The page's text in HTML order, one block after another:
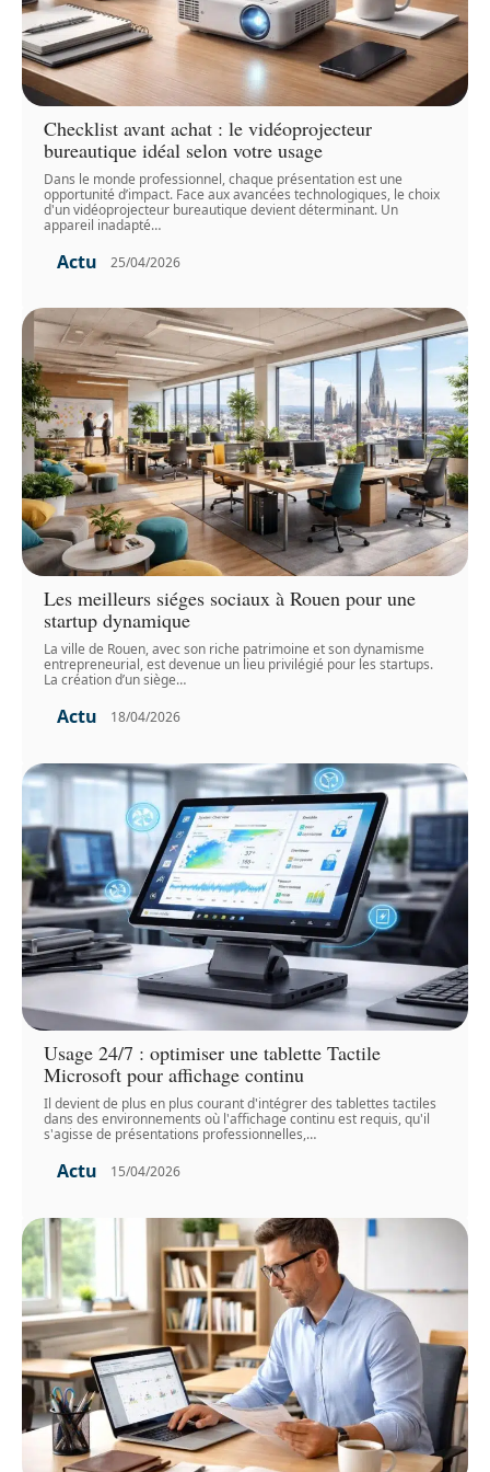
Checklist avant achat : le vidéoprojecteur
bureautique idéal selon votre usage
Dans le monde professionnel, chaque présentation est une
opportunité d’impact. Face aux avancées technologiques, le choix
d'un vidéoprojecteur bureautique devient déterminant. Un
appareil inadapté…
Actu 25/04/2026
Les meilleurs siéges sociaux à Rouen pour une
startup dynamique
La ville de Rouen, avec son riche patrimoine et son dynamisme
entrepreneurial, est devenue un lieu privilégié pour les startups.
La création d’un siège…
Actu 18/04/2026
Usage 24/7 : optimiser une tablette Tactile
Microsoft pour affichage continu
Il devient de plus en plus courant d'intégrer des tablettes tactiles
dans des environnements où l'affichage continu est requis, qu'il
s'agisse de présentations professionnelles,…
Actu 15/04/2026